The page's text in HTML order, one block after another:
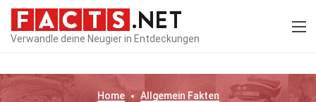
Verwandle deine Neugier in Entdeckungen
Home Allgemein Fakten